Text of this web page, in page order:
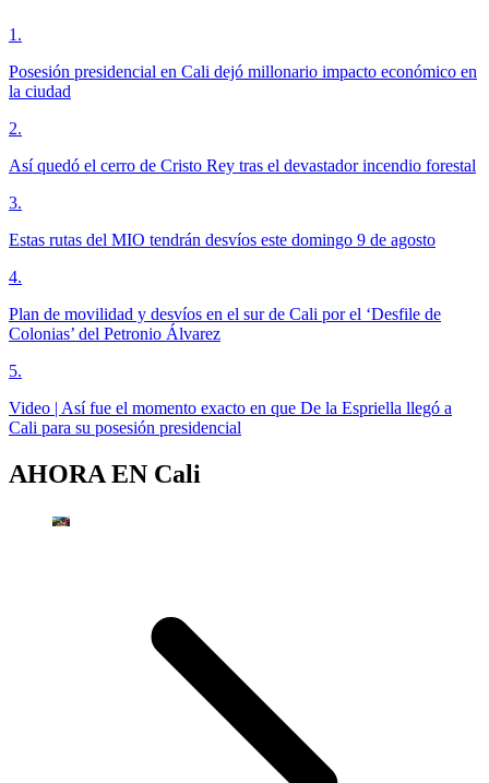
1 .
Posesión presidencial en Cali dejó millonario impacto económico en
la ciudad
2.
Así quedó el cerro de Cristo Rey tras el devastador incendio forestal
3.
Estas rutas del MIO tendrán desvíos este domingo 9 de agosto
4.
Plan de movilidad y desvíos en el sur de Cali por el ‘Desfile de
Colonias’ del Petronio Álvarez
5.
Video | Así fue el momento exacto en que De la Espriella llegó a
Cali para su posesión presidencial
AHORA EN Cali